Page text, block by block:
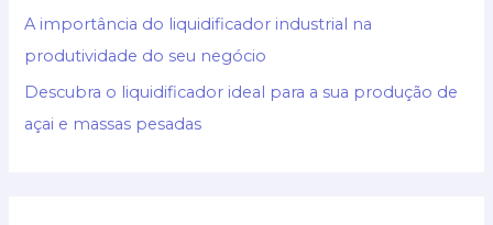
A importância do liquidificador industrial na
produtividade do seu negócio
Descubra o liquidificador ideal para a sua produção de
açai e massas pesadas